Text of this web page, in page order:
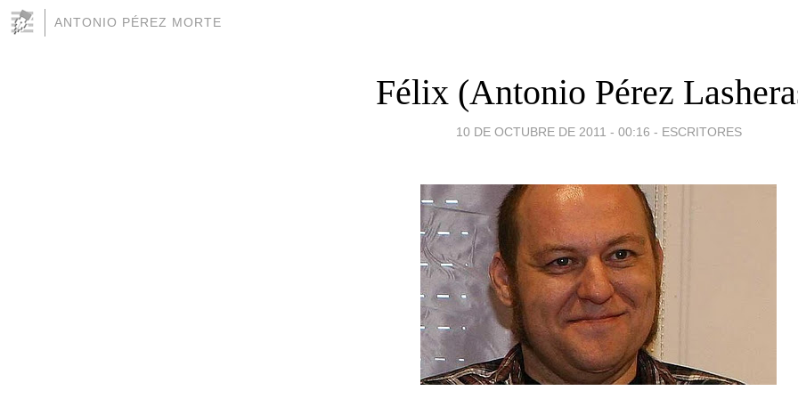
ANTONIO PÉREZ MORTE
Félix (Antonio Pérez
10 DE OCTUBRE DE 2011 - 00:16 - ESCRITORES